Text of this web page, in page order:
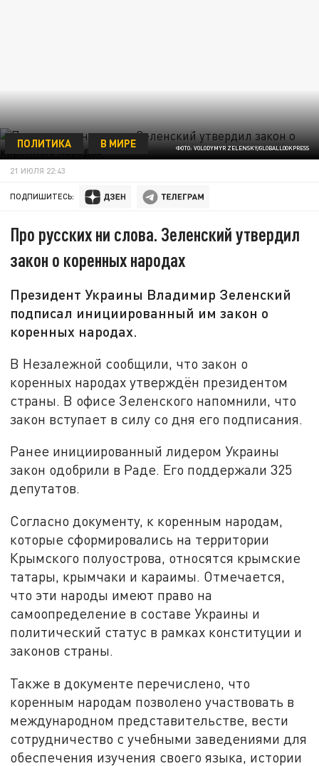
ФОТО: VOLODYMYR ZELENSKY/GLOBALLOOKPRESS
ПОЛИТИКА В МИРЕ
21 ИЮЛЯ 22:43
ПОДПИШИТЕСЬ:
Про русских ни слова. Зеленский утвердил
закон о коренных народах
Президент Украины Владимир Зеленский
подписал инициированный им закон о
коренных народах.
В Незалежной сообщили, что закон о
коренных народах утверждён президентом
страны. В офисе Зеленского напомнили, что
закон вступает в силу со дня его подписания.
Ранее инициированный лидером Украины
закон одобрили в Раде. Его поддержали 325
депутатов.
Согласно документу, к коренным народам,
которые сформировались на территории
Крымского полуострова, относятся крымские
татары, крымчаки и караимы. Отмечается,
что эти народы имеют право на
самоопределение в составе Украины и
политический статус в рамках конституции и
законов страны.
Также в документе перечислено, что
коренным народам позволено участвовать в
международном представительстве, вести
сотрудничество с учебными заведениями для
обеспечения изучения своего языка, истории